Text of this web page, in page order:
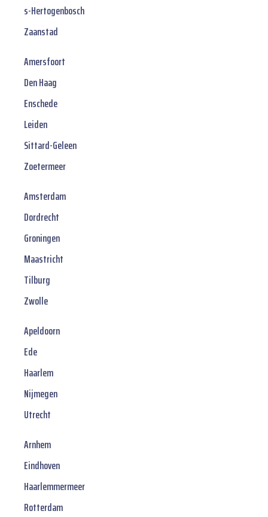
s-Hertogenbosch
Zaanstad
Amersfoort
Den Haag
Enschede
Leiden
Sittard-Geleen
Zoetermeer
Amsterdam
Dordrecht
Groningen
Maastricht
Tilburg
Zwolle
Apeldoorn
Ede
Haarlem
Nijmegen
Utrecht
Arnhem
Eindhoven
Haarlemmermeer
Rotterdam